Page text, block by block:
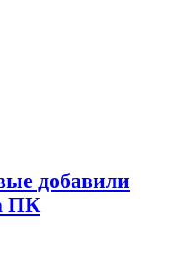
добавили
ПК